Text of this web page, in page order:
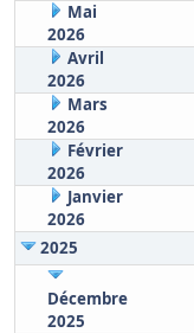
Mai
2026
Avril
2026
Mars
2026
Février
2026
Janvier
2026
2025
Décembre
2025